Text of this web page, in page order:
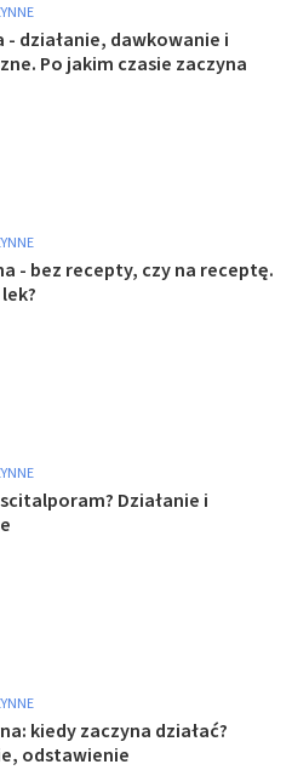
- działanie, dawkowanie i
Po jakim czasie zaczyna
- bez recepty, czy na receptę.
Działanie i
kiedy zaczyna działać?
odstawienie